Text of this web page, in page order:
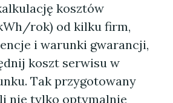
kosztów
rok) od kilku firm,
i warunki gwarancji,
koszt serwisu w
Tak przygotowany
nie tylko optymalnie